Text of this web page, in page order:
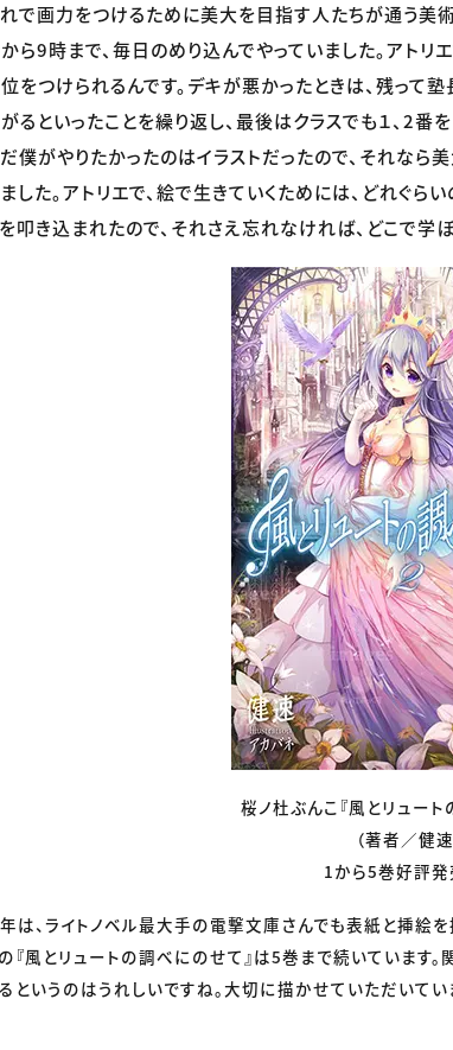
で画力をつけるために美大を目指す人たちが通う美
ら9時まで、毎日のめり込んでやっていました。アト
をつけられるんです。デキが悪かったときは、残って
がるといったことを繰り返し、最後はクラスでも１、2番
僕がやりたかったのはイラストだったので、それなら
した。アトリエで、絵で生きていくためには、どれぐ
叩き込まれたので、それさえ忘れなければ、どこで学
桜ノ杜ぶんこ『風とリュー
（著者／健速
1から5巻好評発
は、ライトノベル最大手の電撃文庫さんでも表紙と挿絵を
『風とリュートの調べにのせて』は5巻まで続いています
というのはうれしいですね。大切に描かせていただいてい